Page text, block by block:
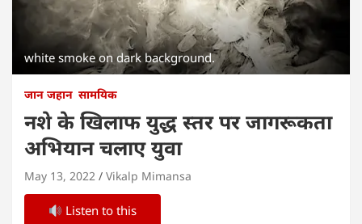
white smoke on dark background.
जान जहान सामयिक
नशे के खिलाफ युद्ध स्तर पर जागरूकता
अभियान चलाए युवा
May 13, 2022 Vikalp Mimansa
Listen to this